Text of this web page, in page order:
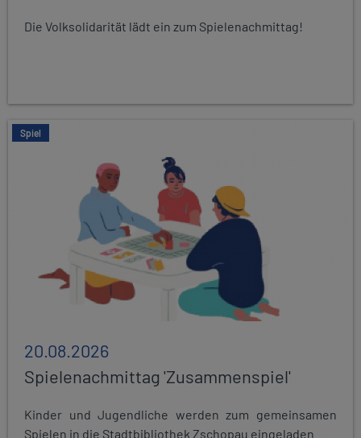
Die Volksolidarität lädt ein zum Spielenachmittag!
Spiel
20.08.2026
Spielenachmittag 'Zusammenspiel'
Kinder und Jugendliche werden zum gemeinsamen
Spielen in die Stadtbibliothek Zschopau eingeladen...